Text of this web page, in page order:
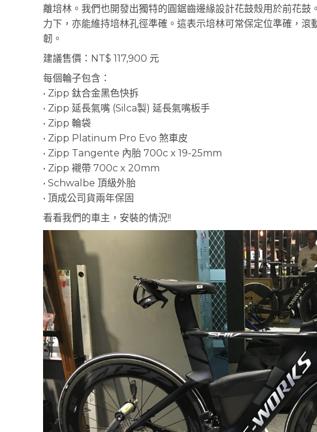
離培林。我們也開發出獨特的圓鋸齒邊緣設計花鼓殼用於前花鼓
力下，亦能維持培林孔徑準確。這表示培林可常保定位準確，滾
韌。
建議售價：NT$ 117,900 元
每個輪子包含：
• Zipp 鈦合金黑色快拆
• Zipp 延長氣嘴 (Silca製) 延長氣嘴板手
• Zipp 輪袋
• Zipp Platinum Pro Evo 煞車皮
• Zipp Tangente 內胎 700c x 19-25mm
• Zipp 襯帶 700c x 20mm
• Schwalbe 頂級外胎
• 頂成公司貨兩年保固
看看我們的車主，安裝的情況!!